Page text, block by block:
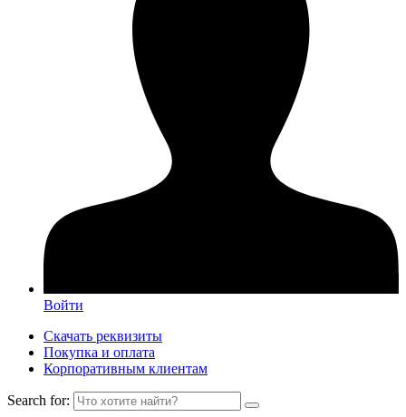
Войти
Скачать реквизиты
Покупка и оплата
Корпоративным клиентам
Search for: